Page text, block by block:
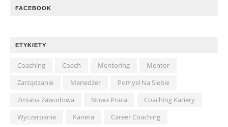
FACEBOOK
ETYKIETY
Coaching Coach Mentoring
Mentor
Zarządzanie
Menedżer
Pomysł Na Siebie
Zmiana Zawodowa
Nowa Praca
Coaching Kariery
Wyczerpanie
Kariera
Career Coaching